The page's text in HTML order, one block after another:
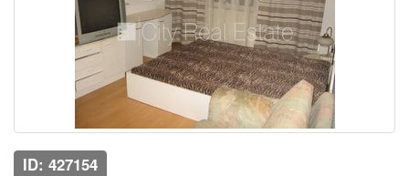
ID: 427154